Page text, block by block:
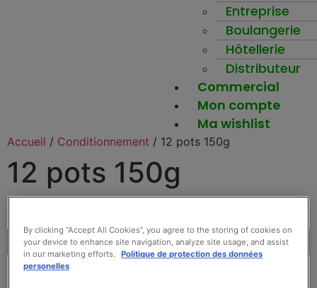
Entreprise
Boulangerie
Hôtellerie
Distributeur
Commercial
Mon compte
Ma wishlist
Accueil / Conditionnement / 12 pots 150g
12 pots 150g
By clicking “Accept All Cookies”, you agree to the storing of cookies on
your device to enhance site navigation, analyze site usage, and assist
in our marketing efforts. Politique de protection des données
personelles